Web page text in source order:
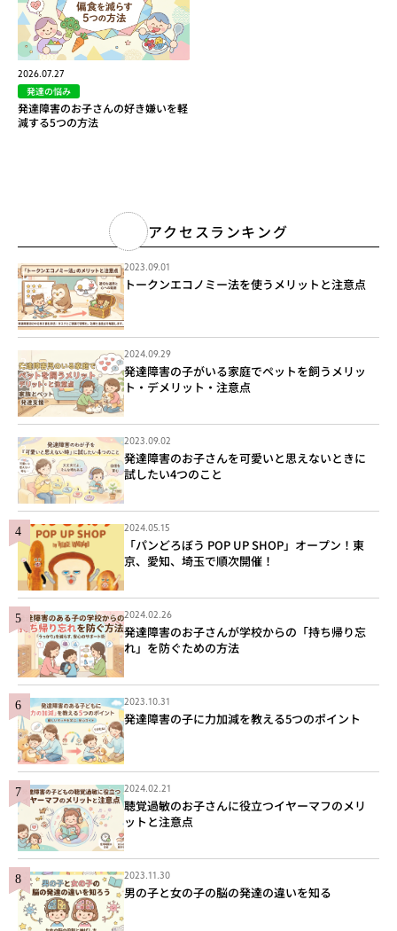
2026.07.27
発達の悩み
発達障害のお子さんの好き嫌いを軽
減する5つの方法
アクセスランキング
2023.09.01
トークンエコノミー法を使うメリットと注意点
2024.09.29
発達障害の子がいる家庭でペットを飼うメリッ
ト・デメリット・注意点
2023.09.02
発達障害のお子さんを可愛いと思えないときに
試したい4つのこと
2024.05.15
「パンどろぼう POP UP SHOP」オープン！東
京、愛知、埼玉で順次開催！
2024.02.26
発達障害のお子さんが学校からの「持ち帰り忘
れ」を防ぐための方法
2023.10.31
発達障害の子に力加減を教える5つのポイント
2024.02.21
聴覚過敏のお子さんに役立つイヤーマフのメリ
ットと注意点
2023.11.30
男の子と女の子の脳の発達の違いを知る